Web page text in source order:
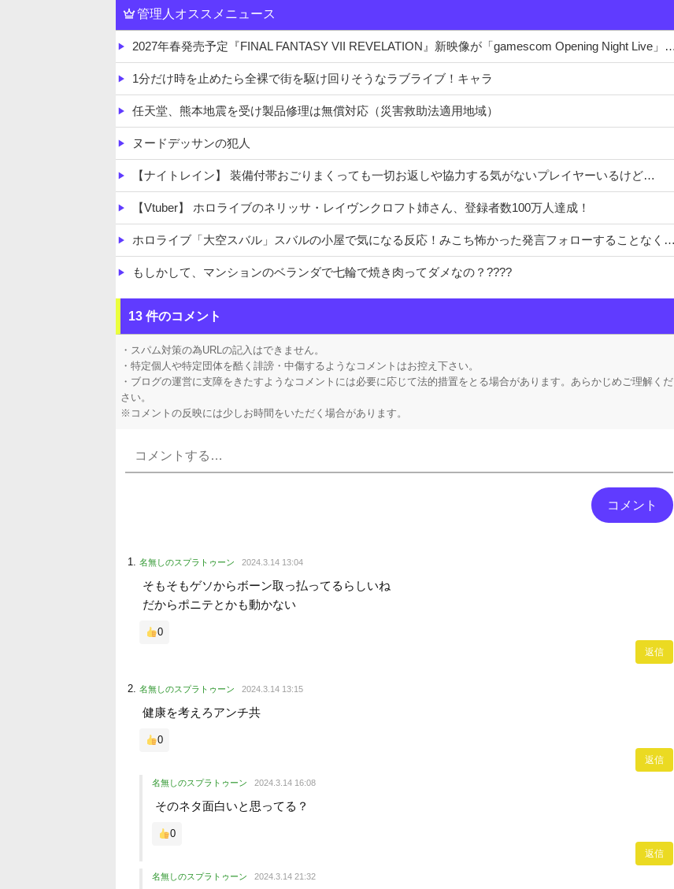
管理人オススメニュース
2027年春発売予定『FINAL FANTASY VII REVELATION』新映像が「gamescom Opening Night Live」で公開！8/26 午前3時配信予定
1分だけ時を止めたら全裸で街を駆け回りそうなラブライブ！キャラ
任天堂、熊本地震を受け製品修理は無償対応（災害救助法適用地域）
ヌードデッサンの犯人
【ナイトレイン】 装備付帯おごりまくっても一切お返しや協力する気がないプレイヤーいるけど…
【Vtuber】 ホロライブのネリッサ・レイヴンクロフト姉さん、登録者数100万人達成！
ホロライブ「大空スバル」スバルの小屋で気になる反応！みこち怖かった発言フォローすることなく聞き流す「水宮枢」ぺこーらについては親しみ込めて語る
もしかして、マンションのベランダで七輪で焼き肉ってダメなの？????
【悲報】 上沼恵美子さん「簡単にそうめん作れ言うけど、そうめん作りて地獄なんよ」
Powered by livedoor 相互RSS
13 件のコメント
・スパム対策の為URLの記入はできません。
・特定個人や特定団体を酷く誹謗・中傷するようなコメントはお控え下さい。
・ブログの運営に支障をきたすようなコメントには必要に応じて法的措置をとる場合があります。あらかじめご理解くだ
さい。
※コメントの反映には少しお時間をいただく場合があります。
名無しのスプラトゥーン 2024.3.14 13:04
そもそもゲソからボーン取っ払ってるらしいね
だからポニテとかも動かない
0
返信
名無しのスプラトゥーン 2024.3.14 13:15
健康を考えろアンチ共
0
返信
名無しのスプラトゥーン 2024.3.14 16:08
そのネタ面白いと思ってる？
0
返信
名無しのスプラトゥーン 2024.3.14 21:32